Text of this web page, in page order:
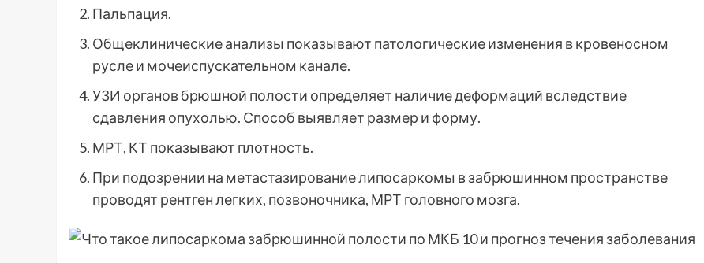
Пальпация.
Общеклинические анализы показывают патологические изменения в кровеносном
русле и мочеиспускательном канале.
УЗИ органов брюшной полости определяет наличие деформаций вследствие
сдавления опухолью. Способ выявляет размер и форму.
МРТ, КТ показывают плотность.
При подозрении на метастазирование липосаркомы в забрюшинном пространстве
проводят рентген легких, позвоночника, МРТ головного мозга.